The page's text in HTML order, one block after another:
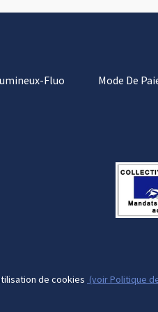
Fluo Mode De
de cookies (voir Politique